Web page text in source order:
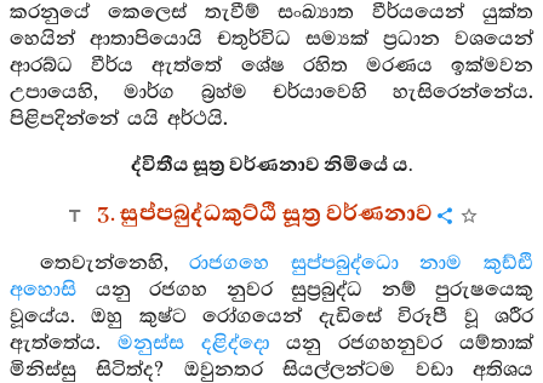
කරනුයේ කෙලෙස් තැවීම් සංඛ්‍යාත වීර්යයෙන් යුක්ත
හෙයින් ආතාපියොයි චතුර්විධ සම්‍යක් ප්‍රධාන වශයෙන්
ආරබ්ධ වීර්ය ඇත්තේ ශේෂ රහිත මරණය ඉක්මවන
උපායෙහි, මාර්ග බ්‍රහ්ම චර්යාවෙහි හැසිරෙන්නේය.
පිළිපදින්නේ යයි අර්ථයි.
ද්විතීය සූත්‍ර වර්ණනාව නිමියේ ය.
3. සුප්පබුද්ධකුට්ඨි සූත්‍ර වර්ණනාව
තෙවැන්නෙහි,රාජගහෙ සුප්පබුද්ධො නාම කුඩ්ඪි
අහොසි යනු රජගහ නුවර සුප්‍රබුද්ධ නම් පුරුෂයෙකු
වූයේය. ඔහු කුෂ්ට රෝගයෙන් දැඩිසේ විරූපී වූ ශරීර
ඇත්තේය. මනුස්ස දළිද්දො යනු රජගහනුවර යම්තාක්
මිනිස්සු සිටිත්ද? ඔවුනතර සියල්ලන්ටම වඩා අතිශය